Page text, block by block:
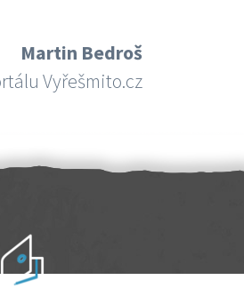
Martin Bedroš
Vyřešmito.cz